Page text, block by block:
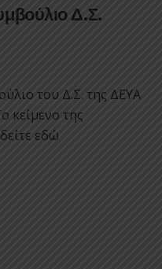
Δ.Σ.
του Δ.Σ. της ΔΕΥΑ
κείμενο της
εδώ